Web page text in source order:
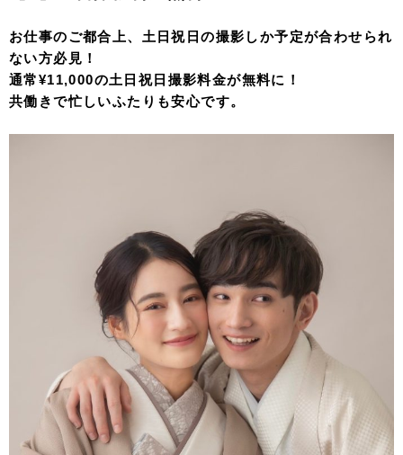
お仕事のご都合上、土日祝日の撮影しか予定が合わせられ
ない方必見！
通常¥11,000の土日祝日撮影料金が無料に！
共働きで忙しいふたりも安心です。